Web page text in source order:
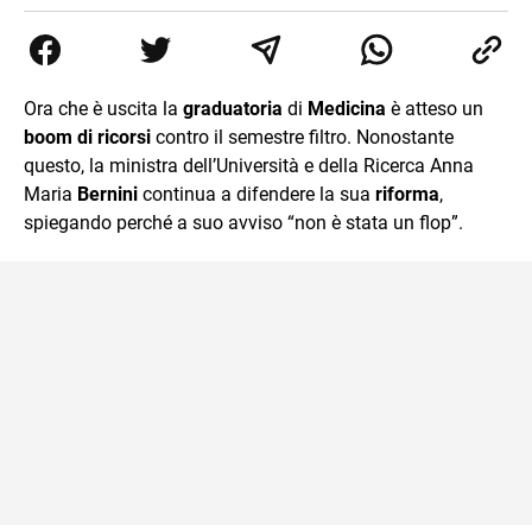
di trasformare la passione per la scrittura in un lavoro, e
da lì non mi sono più fermata. L’attualità è il mio pane
mente.
Ora che è uscita la graduatoria di Medicina è atteso un
boom di ricorsi contro il semestre filtro. Nonostante
questo, la ministra dell’Università e della Ricerca Anna
Maria Bernini continua a difendere la sua riforma,
spiegando perché a suo avviso “non è stata un flop”.